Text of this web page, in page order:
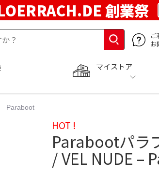
創業祭
ご
お
マイストア
Paraboot
HOT !
Parabootパラ
/ VEL NUDE –